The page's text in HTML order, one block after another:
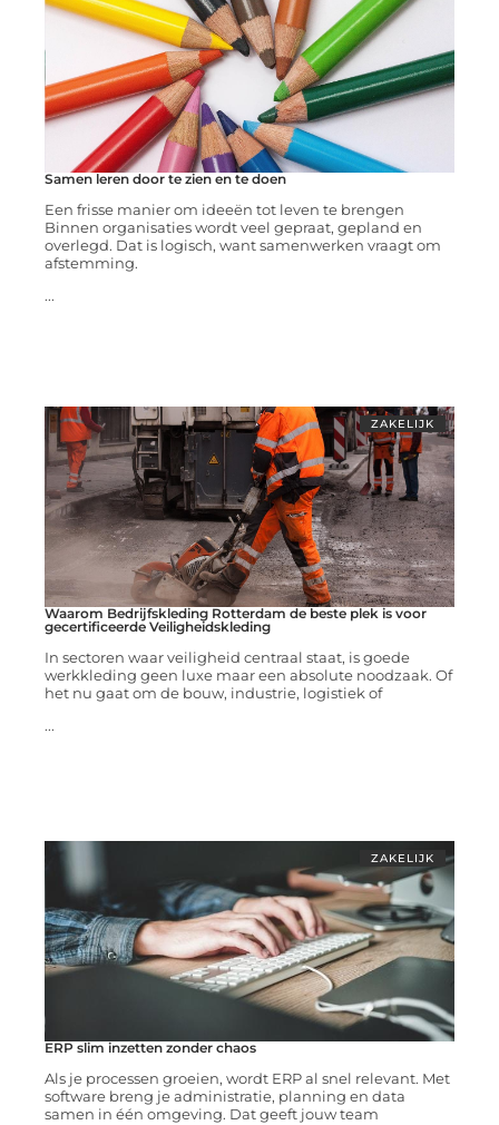
Samen leren door te zien en te doen
Een frisse manier om ideeën tot leven te brengen
Binnen organisaties wordt veel gepraat, gepland en
overlegd. Dat is logisch, want samenwerken vraagt om
afstemming.
...
ZAKELIJK
Waarom Bedrijfskleding Rotterdam de beste plek is voor
gecertificeerde Veiligheidskleding
In sectoren waar veiligheid centraal staat, is goede
werkkleding geen luxe maar een absolute noodzaak. Of
het nu gaat om de bouw, industrie, logistiek of
...
ZAKELIJK
ERP slim inzetten zonder chaos
Als je processen groeien, wordt ERP al snel relevant. Met
software breng je administratie, planning en data
samen in één omgeving. Dat geeft jouw team